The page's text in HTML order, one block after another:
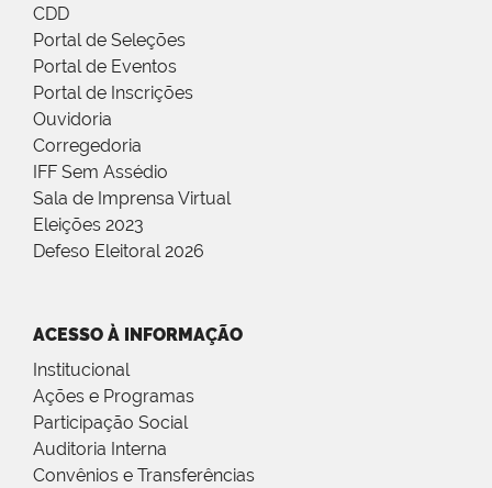
CDD
Portal de Seleções
Portal de Eventos
Portal de Inscrições
Ouvidoria
Corregedoria
IFF Sem Assédio
Sala de Imprensa Virtual
Eleições 2023
Defeso Eleitoral 2026
ACESSO À INFORMAÇÃO
Institucional
Ações e Programas
Participação Social
Auditoria Interna
Convênios e Transferências